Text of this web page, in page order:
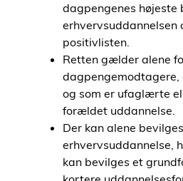
dagpengenes højeste
positivlisten.
Retten gælder alene
og som er ufaglærte
forældet uddannelse.
Der kan alene
erhvervsuddannelse,
kan bevilges et